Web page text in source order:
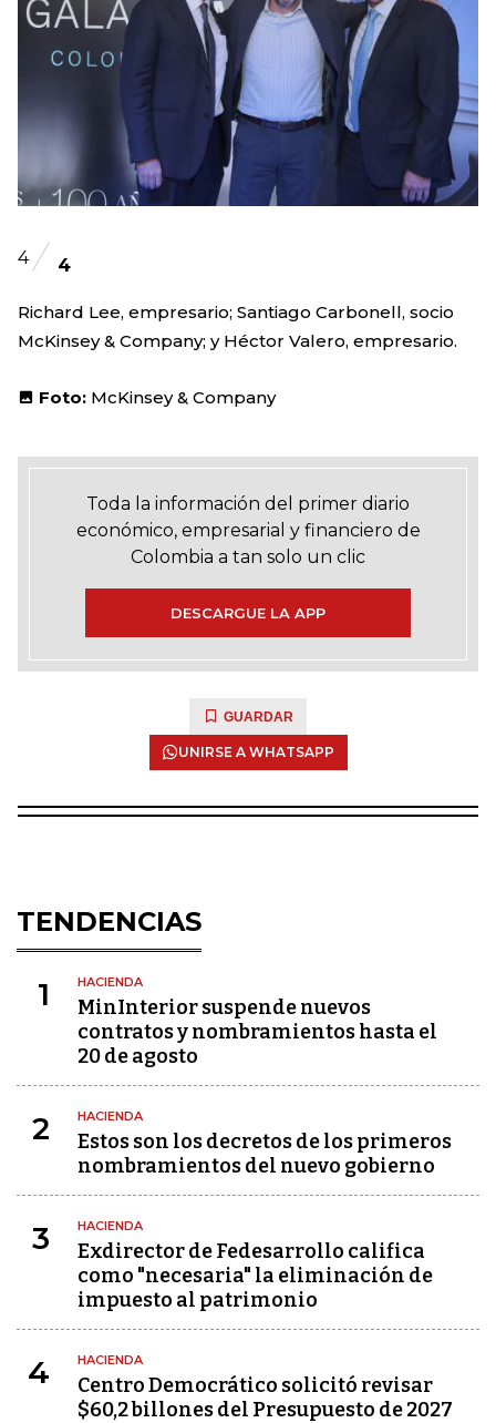
4 4
Richard Lee, empresario; Santiago Carbonell, socio
McKinsey & Company; y Héctor Valero, empresario.
Foto: McKinsey & Company
Toda la información del primer diario
económico, empresarial y financiero de
Colombia a tan solo un clic
DESCARGUE LA APP
GUARDAR
UNIRSE A WHATSAPP
TENDENCIAS
1 HACIENDA
MinInterior suspende nuevos
contratos y nombramientos hasta el
20 de agosto
2 HACIENDA
Estos son los decretos de los primeros
nombramientos del nuevo gobierno
3 HACIENDA
Exdirector de Fedesarrollo califica
como "necesaria" la eliminación de
impuesto al patrimonio
4 HACIENDA
Centro Democrático solicitó revisar
$60,2 billones del Presupuesto de 2027